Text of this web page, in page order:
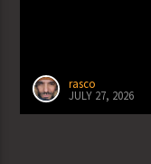
rasco
JULY 27, 2026